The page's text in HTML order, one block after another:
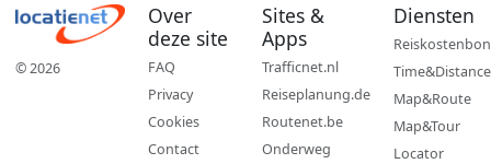
© 2026
Over
deze site
FAQ
Privacy
Cookies
Contact
Sites &
Apps
Trafficnet.nl
Reiseplanung.de
Routenet.be
Onderweg
Diensten
Reiskostenbon
Time&Distance
Map&Route
Map&Tour
Locator